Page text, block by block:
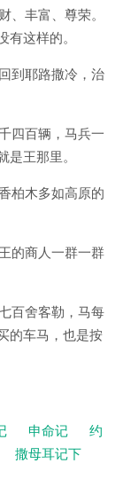
、丰富、尊荣。
这样的。
到耶路撒冷，治
四百辆，马兵一
王那里。
柏木多如高原的
的商人一群一群
百舍客勒，马每
的车马，也是按
申命记
约
撒母耳记下